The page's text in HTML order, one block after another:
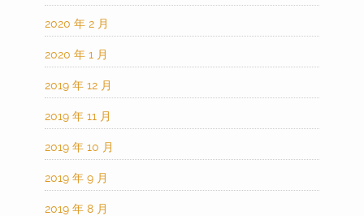
2020 年 2 月
2020 年 1 月
2019 年 12 月
2019 年 11 月
2019 年 10 月
2019 年 9 月
2019 年 8 月